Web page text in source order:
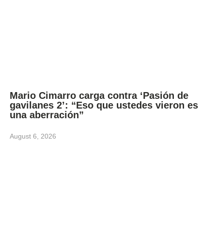
Mario Cimarro carga contra ‘Pasión de
gavilanes 2’: “Eso que ustedes vieron es
una aberración”
August 6, 2026